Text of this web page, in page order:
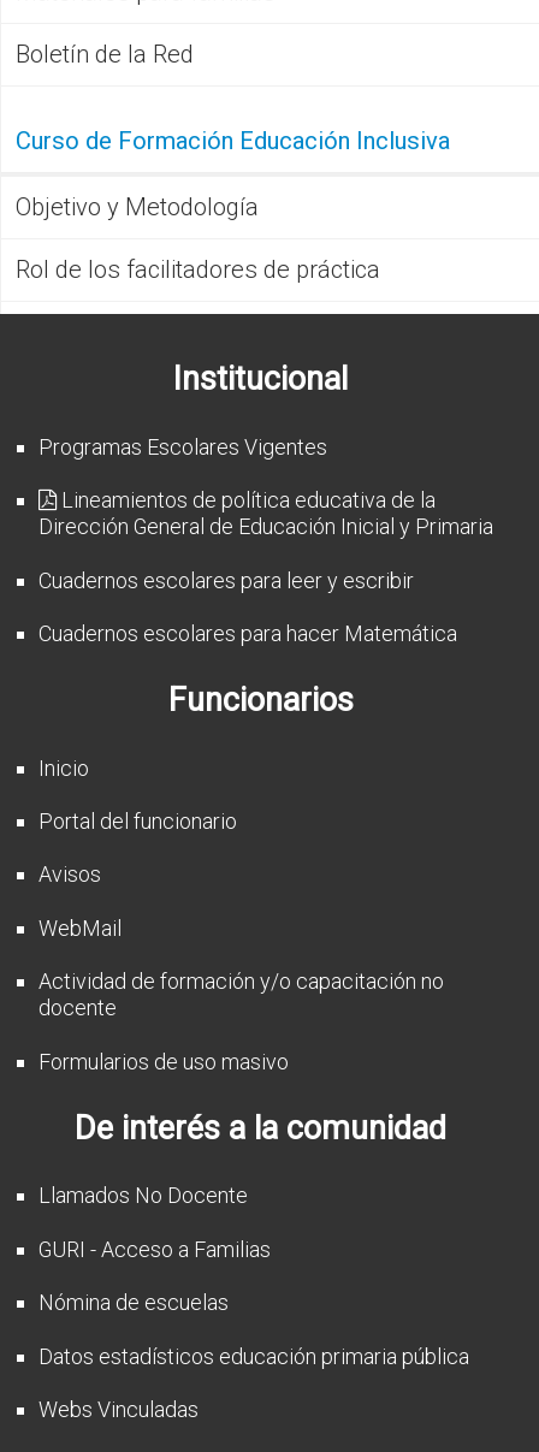
Boletín de la Red
Curso de Formación Educación Inclusiva
Objetivo y Metodología
Rol de los facilitadores de práctica
Institucional
Programas Escolares Vigentes
Lineamientos de política educativa de la
Dirección General de Educación Inicial y Primaria
Cuadernos escolares para leer y escribir
Cuadernos escolares para hacer Matemática
Funcionarios
Inicio
Portal del funcionario
Avisos
WebMail
Actividad de formación y/o capacitación no
docente
Formularios de uso masivo
De interés a la comunidad
Llamados No Docente
GURI - Acceso a Familias
Nómina de escuelas
Datos estadísticos educación primaria pública
Webs Vinculadas